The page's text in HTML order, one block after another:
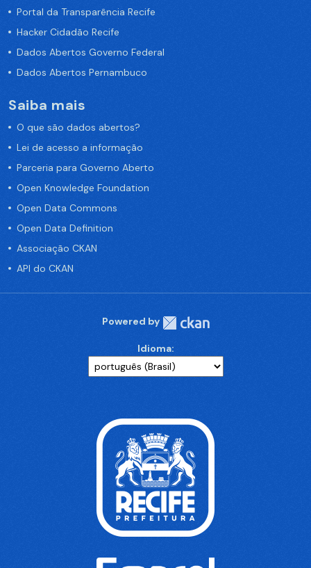
Portal da Transparência Recife
Hacker Cidadão Recife
Dados Abertos Governo Federal
Dados Abertos Pernambuco
Saiba mais
O que são dados abertos?
Lei de acesso a informação
Parceria para Governo Aberto
Open Knowledge Foundation
Open Data Commons
Open Data Definition
Associação CKAN
API do CKAN
Powered by
Idioma